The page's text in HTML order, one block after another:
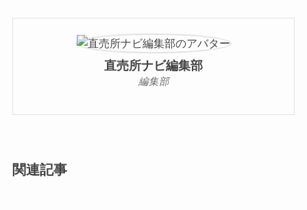
直売所ナビ編集部
編集部
関連記事